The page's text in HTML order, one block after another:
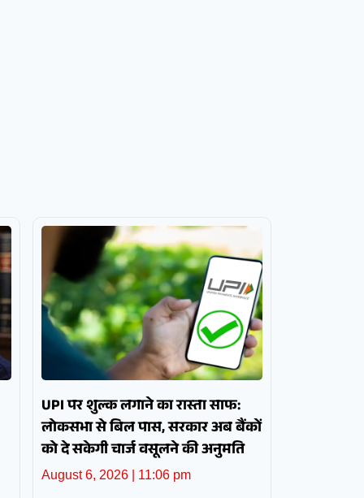
UPI पर शुल्क लगाने का रास्ता साफ:
लोकसभा से बिल पास, सरकार अब बैंकों
को दे सकेगी चार्ज वसूलने की अनुमति
August 6, 2026 11:06 pm